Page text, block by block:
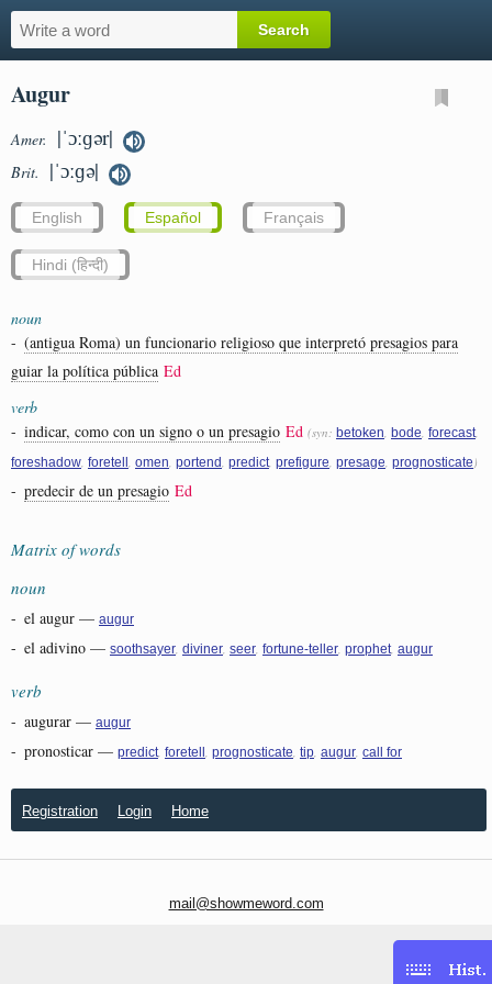
Augur
Amer. |ˈɔːɡər|
Brit. |ˈɔːɡə|
English Español Français
Hindi (हिन्दी)
noun
- (antigua Roma) un funcionario religioso que interpretó presagios para
guiar la política pública Ed
verb
- indicar, como con un signo o un presagio Ed (syn: betoken bode forecast
foreshadow foretell omen portend predict prefigure presage prognosticate )
- predecir de un presagio Ed
Matrix of words
noun
- el augur — augur
- el adivino — soothsayer diviner seer fortune-teller prophet augur
verb
- augurar — augur
- pronosticar — predict foretell prognosticate tip augur call for
Registration Login Home
mail@showmeword.com